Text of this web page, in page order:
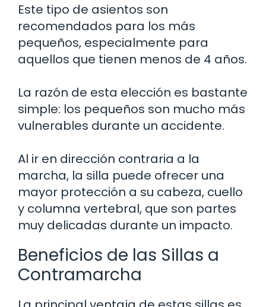
Este tipo de asientos son
recomendados para los más
pequeños, especialmente para
aquellos que tienen menos de 4 años.
La razón de esta elección es bastante
simple: los pequeños son mucho más
vulnerables durante un accidente.
Al ir en dirección contraria a la
marcha, la silla puede ofrecer una
mayor protección a su cabeza, cuello
y columna vertebral, que son partes
muy delicadas durante un impacto.
Beneficios de las Sillas a
Contramarcha